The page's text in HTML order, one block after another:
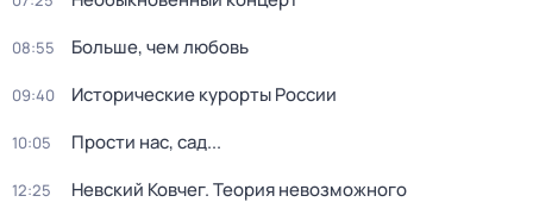
08:55 Больше, чем любовь
09:40 Исторические курорты России
10:05 Прости нас, сад...
12:25 Невский Ковчег. Теория невозможного